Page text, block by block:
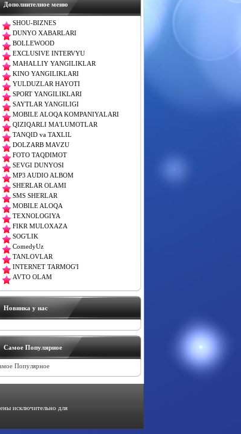
Дополнителное меню
SHOU-BIZNES
DUNYO XABARLARI
BOLLEWOOD
EXCLUSIVE INTERVYU
MAHALLIY YANGILIKLAR
KINO YANGILIKLARI
YULDUZLAR HAYOTI
SPORT YANGILIKLARI
SAYTLAR YANGILIGI
MOBILE ALOQA KOMPANIYALARI
QIZIQARLI MA'LUMOTLAR
TANQID va TAXLIL
DOLZARB MAVZU
FOTO TAQDIMOT
SEVGI DUNYOSI
MP3 AUDIO ALBOM
SHERLAR OLAMI
SMS SHERLAR
MOBILE ALOQA
TEXNOLOGIYA
FIKR MULOXAZA
SOG'LIK
ComedyUz
TANLOVLAR
INTERNET TARMOG'I
AVTO OLAM
Новинка у нас
Самое Популярное
Популярное
исключительно для